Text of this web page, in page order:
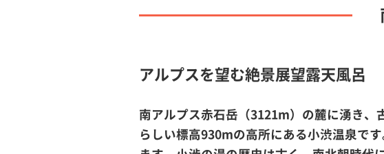
アルプスを望む絶景展望露天風呂
南アルプス赤石岳（3121m）の麓に湧き
らしい標高930mの高所にある小渋温泉で